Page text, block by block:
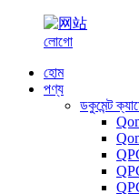
হোম
পণ্য
ডকুমেন্ট